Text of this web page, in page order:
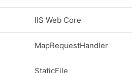
IIS Web Core
MapRequestHandler
StaticFile